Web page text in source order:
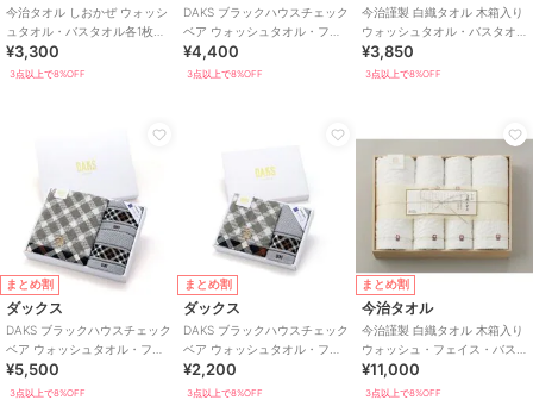
今治タオル しおかぜ ウォッシ
ュタオル・バスタオル各1枚入
り
¥3,300
3点以上で8%OFF
DAKS ブラックハウスチェック
ベア ウォッシュタオル・フェ
イスタオル各2枚入り
¥4,400
3点以上で8%OFF
今治謹製 白織タオル 木箱入り
ウォッシュタオル・バスタオ
¥3,850
3点以上で8%OFF
まとめ割
ダックス
DAKS ブラックハウスチェック
ベア ウォッシュタオル・フェ
イスタオル・バスタオル各1枚
入り
¥5,500
3点以上で8%OFF
まとめ割
ダックス
DAKS ブラックハウスチェック
ベア ウォッシュタオル・フェ
イスタオル各1枚入り
¥2,200
3点以上で8%OFF
まとめ割
今治タオル
今治謹製 白織タオル 木箱入り
ウォッシュ・フェイス・バス
¥11,000
3点以上で8%OFF